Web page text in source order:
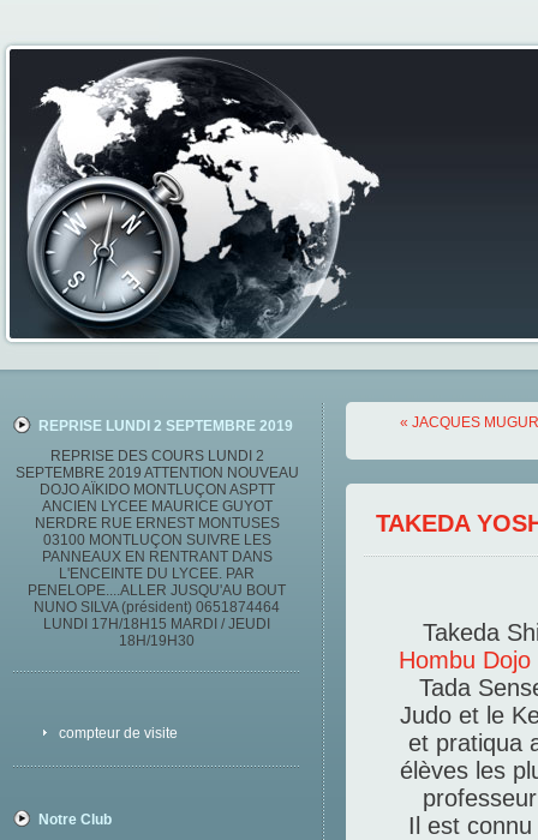
REPRISE LUNDI 2 SEPTEMBRE 2019
REPRISE DES COURS LUNDI 2
SEPTEMBRE 2019 ATTENTION NOUVEAU
DOJO AÏKIDO MONTLUÇON ASPTT
ANCIEN LYCEE MAURICE GUYOT
NERDRE RUE ERNEST MONTUSES
03100 MONTLUÇON SUIVRE LES
PANNEAUX EN RENTRANT DANS
L'ENCEINTE DU LYCEE. PAR
PENELOPE....ALLER JUSQU'AU BOUT
NUNO SILVA (président) 0651874464
LUNDI 17H/18H15 MARDI / JEUDI
18H/19H30
compteur de visite
Notre Club
« JACQUES
TAKEDA
Takeda
Hombu
Tada
Judo et le
et pratiqua
élèves les
Il est